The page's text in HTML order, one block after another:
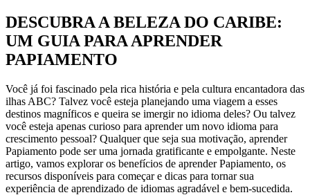
DESCUBRA A BELEZA DO CARIBE:
UM GUIA PARA APRENDER
PAPIAMENTO
Você já foi fascinado pela rica história e pela cultura encantadora das
ilhas ABC? Talvez você esteja planejando uma viagem a esses
destinos magníficos e queira se imergir no idioma deles? Ou talvez
você esteja apenas curioso para aprender um novo idioma para
crescimento pessoal? Qualquer que seja sua motivação, aprender
Papiamento pode ser uma jornada gratificante e empolgante. Neste
artigo, vamos explorar os benefícios de aprender Papiamento, os
recursos disponíveis para começar e dicas para tornar sua
experiência de aprendizado de idiomas agradável e bem-sucedida.